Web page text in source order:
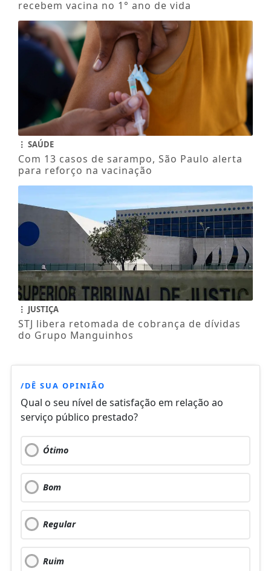
recebem vacina no 1° ano de vida
SAÚDE
Com 13 casos de sarampo, São Paulo alerta
para reforço na vacinação
JUSTIÇA
STJ libera retomada de cobrança de dívidas
do Grupo Manguinhos
/DÊ SUA OPINIÃO
Qual o seu nível de satisfação em relação ao
serviço público prestado?
Ótimo
Bom
Regular
Ruim